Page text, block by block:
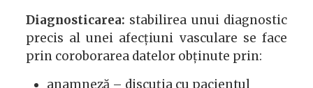
Diagnosticarea: stabilirea unui diagnostic
precis al unei afecțiuni vasculare se face
prin coroborarea datelor obținute prin:
anamneză – discuția cu pacientul